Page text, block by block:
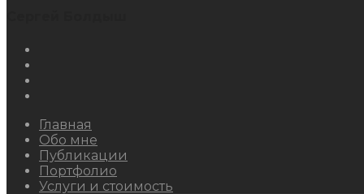
Главная
Обо мне
Публикации
Портфолио
Услуги и стоимость